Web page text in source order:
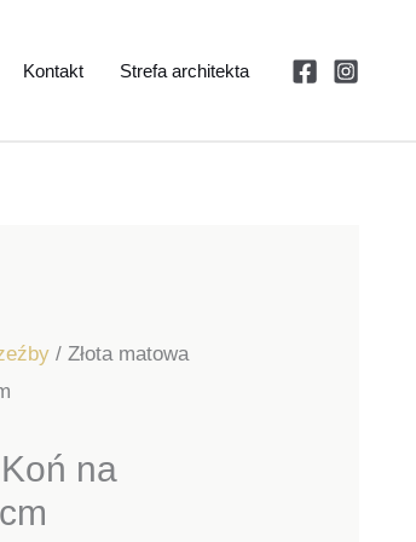
Kontakt Strefa architekta
/ Złota matowa
na